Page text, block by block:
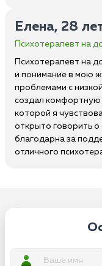
Елена, 28
Психотерапевт на
Психотерапевт на
и понимание в мою
проблемами с
создал комфортную
которой я
открыто говорить о
благодарна за
отличного